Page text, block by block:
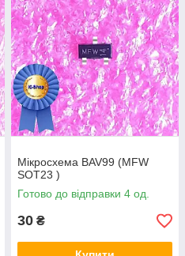
Мікросхема BAV99 (MFW
SOT23 )
Готово до відправки 4 од.
30 ₴